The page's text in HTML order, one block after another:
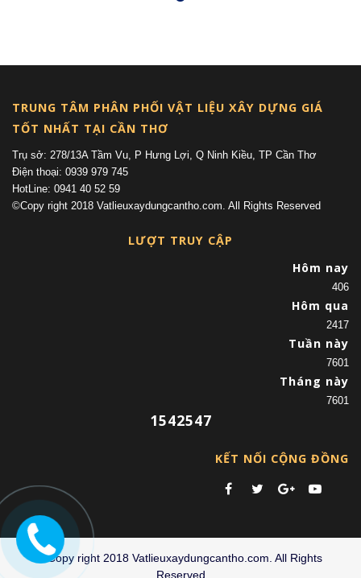
TRUNG TÂM PHÂN PHỐI VẬT LIỆU XÂY DỰNG GIÁ
TỐT NHẤT TẠI CẦN THƠ
Trụ sở: 278/13A Tầm Vu, P Hưng Lợi, Q Ninh Kiều, TP Cần Thơ
Điện thoại: 0939 979 745
HotLine: 0941 40 52 59
©Copy right 2018 Vatlieuxaydungcantho.com. All Rights Reserved
LƯỢT TRUY CẬP
Hôm nay
406
Hôm qua
2417
Tuần này
7601
Tháng này
7601
1542547
KẾT NỐI CỘNG ĐỒNG
©Copy right 2018 Vatlieuxaydungcantho.com. All Rights
Reserved